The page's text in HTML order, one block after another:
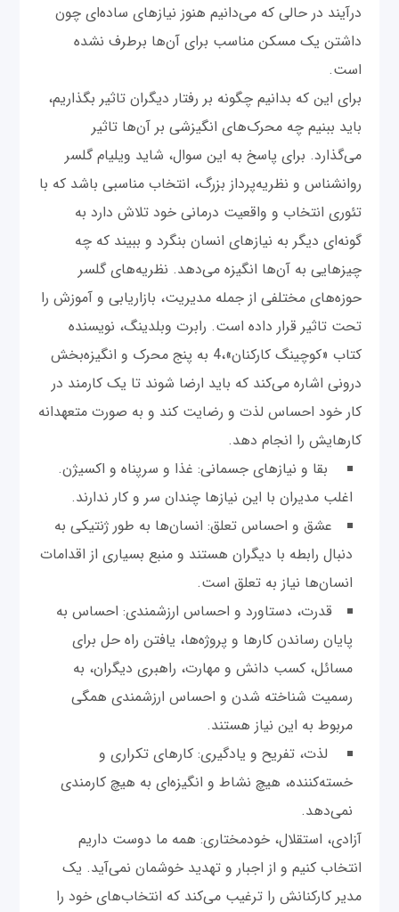
درآیند در حالی که می‌دانیم هنوز نیازهای ساده‌ای چون
داشتن یک مسکن مناسب برای آن‌ها برطرف نشده
است.
برای این که بدانیم چگونه بر رفتار دیگران تاثیر بگذاریم،
باید ببنیم چه محرک‌های انگیزشی بر آن‌ها تاثیر
می‌گذارد. برای پاسخ به این سوال، شاید ویلیام گلسر
روانشناس و نظریه‌پرداز بزرگ، انتخاب مناسبی باشد که با
تئوری انتخاب و واقعیت درمانی خود تلاش دارد به
گونه‌ای دیگر به نیازهای انسان بنگرد و ببیند که چه
چیزهایی به آن‌ها انگیزه می‌دهد. نظریه‌های گلسر
حوزه‌های مختلفی از جمله مدیریت، بازاریابی و آموزش را
تحت تاثیر قرار داده است. رابرت وبلدینگ، نویسنده
کتاب «کوچینگ کارکنان»،4 به پنج محرک و انگیزه‌بخش
درونی اشاره می‌کند که باید ارضا شوند تا یک کارمند در
کار خود احساس لذت و رضایت کند و به صورت متعهدانه
کارهایش را انجام دهد.
بقا و نیازهای جسمانی: غذا و سرپناه و اکسیژن.
اغلب مدیران با این نیازها چندان سر و کار ندارند.
عشق و احساس تعلق: انسان‌ها به طور ژنتیکی به
دنبال رابطه با دیگران هستند و منبع بسیاری از اقدامات
انسان‌ها نیاز به تعلق است.
قدرت، دستاورد و احساس ارزشمندی: احساس به
پایان رساندن کارها و پروژه‌ها، یافتن راه حل برای
مسائل، کسب دانش و مهارت، راهبری‌ دیگران، به
رسمیت شناخته شدن و احساس ارزشمندی همگی
مربوط به این نیاز هستند.
لذت، تفریح و یادگیری: کارهای تکراری و
خسته‌کننده، هیچ نشاط و انگیزه‌ای به هیچ کارمندی
نمی‌دهد.
آزادی، استقلال، خودمختاری: همه ما دوست داریم
انتخاب کنیم و از اجبار و تهدید خوشمان نمی‌آید. یک
مدیر کارکنانش را ترغیب می‌کند که انتخاب‌های خود را